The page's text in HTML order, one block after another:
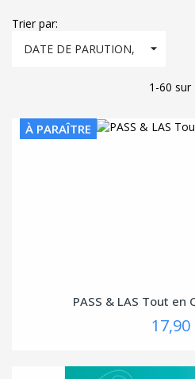
Trier par:
DATE DE PARUTION,

1-60 sur
À PARAÎTRE
PASS & LAS Tout en
17,90